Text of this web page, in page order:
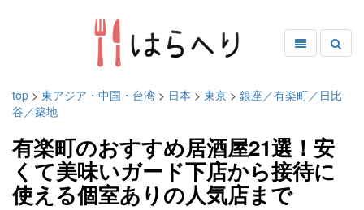
top > 東アジア・中国・台湾 > 日本 > 東京 > 銀座／有楽町／日比
谷／築地
有楽町のおすすめ居酒屋21選！安
くて美味いガード下店から接待に
使える個室ありの人気店まで